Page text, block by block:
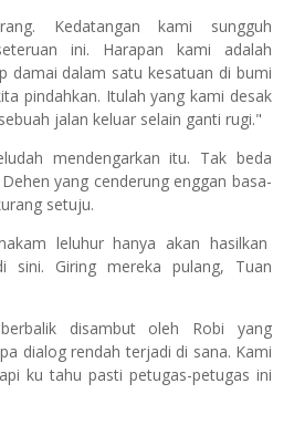
Kedatangan kami sungguh
ini. Harapan kami adalah
damai dalam satu kesatuan di bumi
pindahkan. Itulah yang kami desak
jalan keluar selain ganti rugi."
mendengarkan itu. Tak beda
yang cenderung enggan basa-
setuju.
leluhur hanya akan hasilkan
sini. Giring mereka pulang, Tuan
disambut oleh Robi yang
dialog rendah terjadi di sana. Kami
ku tahu pasti petugas-petugas ini